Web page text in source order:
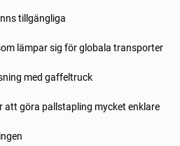
tillgängliga
lämpar sig för globala transporter
med gaffeltruck
att göra pallstapling mycket enklare